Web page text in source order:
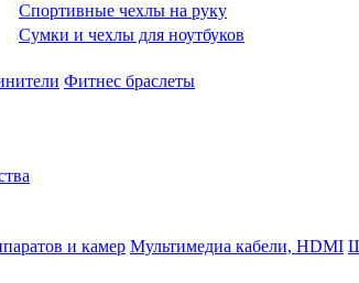
Спортивные чехлы на руку
Сумки и чехлы для ноутбуков
Фитнес браслеты
и камер Мультимедиа кабели, HDMI